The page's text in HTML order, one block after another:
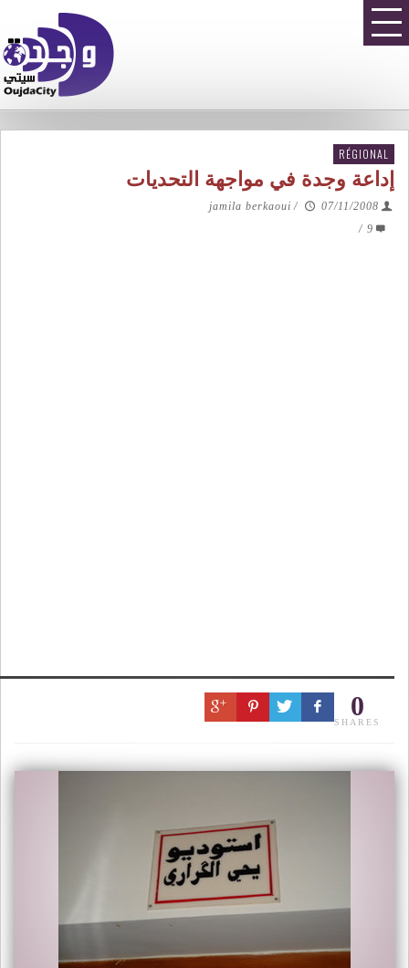
RÉGIONAL
إداعة وجدة في مواجهة التحديات
jamila berkaoui /
07/11/2008
9
/
0
SHARES